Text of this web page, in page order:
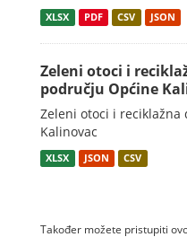
XLSX PDF CSV JSON
Zeleni otoci i
području Općine
Zeleni otoci i
Kalinovac
XLSX JSON CSV
Također možete pristupiti